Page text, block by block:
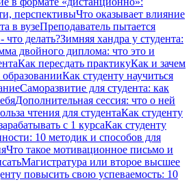
перспективыЧто оказывает влияние
в вузеПреподаватель пытается
что делать?Зимняя хандра у студента:
двойного диплома: что это и
Как пересдать практикуКак и зачем
Как студенту научиться
Саморазвитие для студента: как
Дополнительная сессия: что о ней
чтения для студентаКак студенту
с 1 курсаКак студенту
10 методик и способов для
Что такое мотивационное письмо и
Магистратура или второе высшее
повысить свою успеваемость: 10